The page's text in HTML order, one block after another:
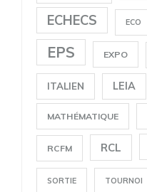
ECHECS ECO
EPS EXPO
ITALIEN LEIA
MATHÉMATIQUE
RCFM RCL
SORTIE TOURNOI